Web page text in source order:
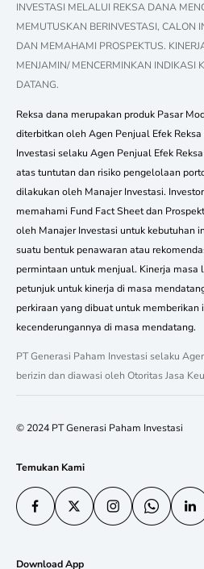
INVESTASI MELALUI REKSA DANA
MEMUTUSKAN BERINVESTASI, CALON
DAN MEMAHAMI PROSPEKTUS.
MENJAMIN/ MENCERMINKAN INDIKASI
DATANG.
Reksa dana merupakan produk Pasar
diterbitkan oleh Agen Penjual Efek
Investasi selaku Agen Penjual Efek
atas tuntutan dan risiko pengelolaan
dilakukan oleh Manajer Investasi.
memahami Fund Fact Sheet dan
oleh Manajer Investasi untuk kebutuhan
suatu bentuk penawaran atau
permintaan untuk menjual. Kinerja
petunjuk untuk kinerja di masa
perkiraan yang dibuat untuk
kecenderungannya di masa mendatang.
PT Generasi Paham Investasi selaku
berizin dan diawasi oleh Otoritas Jasa
© 2024 PT Generasi Paham Investasi
Temukan Kami
Download App